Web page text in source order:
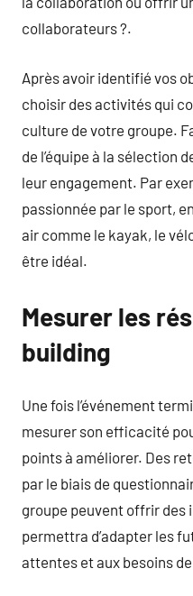
collaborateurs ?.
Après avoir identifié vos
choisir des activités qui
culture de votre groupe.
de l’équipe à la sélection
leur engagement. Par
passionnée par le sport,
air comme le kayak, le
être idéal.
Mesurer les
building
Une fois l’événement
mesurer son efficacité
points à améliorer. Des
par le biais de
groupe peuvent offrir des
permettra d’adapter les
attentes et aux besoins de